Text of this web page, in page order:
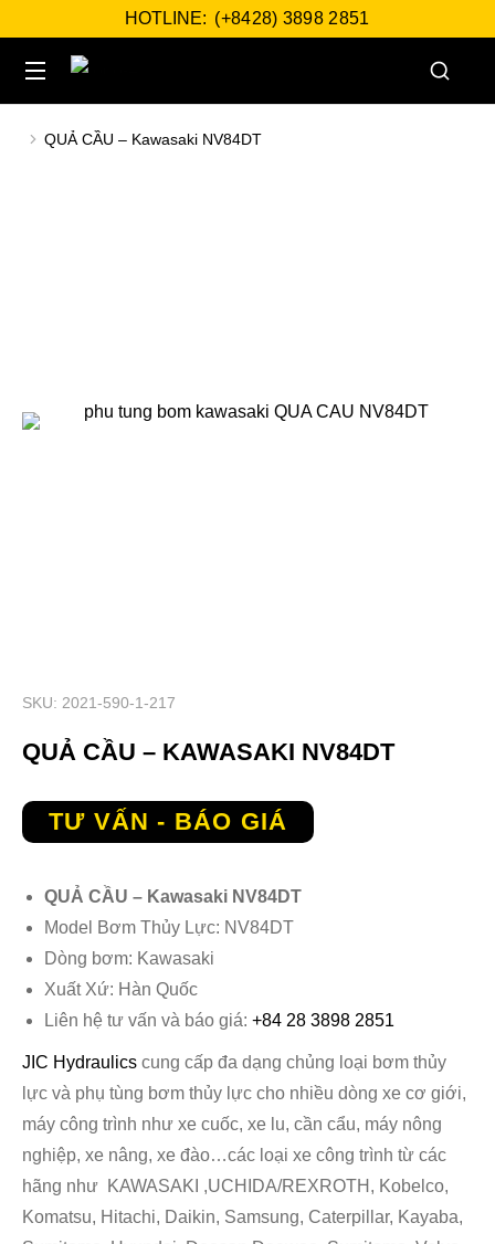
HOTLINE: (+8428) 3898 2851
You are here:
QUẢ CẦU – Kawasaki NV84DT
SKU: 2021-590-1-217
QUẢ CẦU – KAWASAKI NV84DT
TƯ VẤN - BÁO GIÁ
QUẢ CẦU – Kawasaki NV84DT
Model Bơm Thủy Lực: NV84DT
Dòng bơm: Kawasaki
Xuất Xứ: Hàn Quốc
Liên hệ tư vấn và báo giá: +84 28 3898 2851
JIC Hydraulics cung cấp đa dạng chủng loại bơm thủy
lực và phụ tùng bơm thủy lực cho nhiều dòng xe cơ giới,
máy công trình như xe cuốc, xe lu, cần cẩu, máy nông
nghiệp, xe nâng, xe đào…các loại xe công trình từ các
hãng như KAWASAKI ,UCHIDA/REXROTH, Kobelco,
Komatsu, Hitachi, Daikin, Samsung, Caterpillar, Kayaba,